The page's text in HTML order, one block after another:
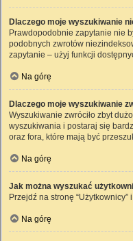
Dlaczego moje wyszukiwanie
Prawdopodobnie zapytanie nie
podobnych zwrotów
zapytanie – użyj funkcji
Na górę
Dlaczego moje wyszukiwanie
Wyszukiwanie zwróciło zbyt
wyszukiwania i postaraj się
oraz fora, które mają być
Na górę
Jak można wyszukać
Przejdź na stronę
Na górę